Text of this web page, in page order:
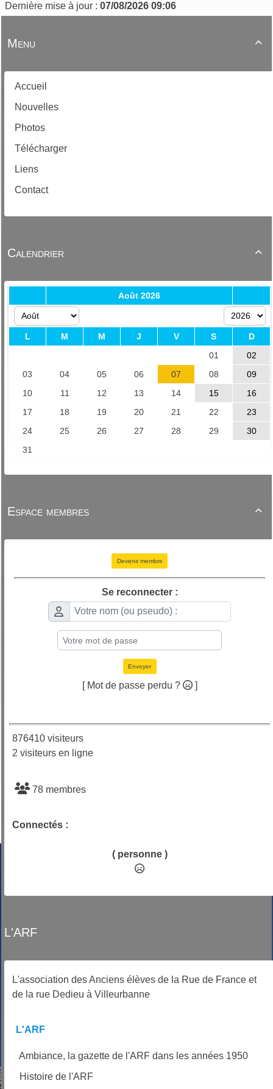

Menu
Accueil
Nouvelles
Photos
Télécharger
Liens
Contact

Calendrier

Espace membres
Devenir membre
Se reconnecter :
Envoyer
[ Mot de passe perdu ? ]
876410 visiteurs
2 visiteurs en ligne
78 membres
Connectés :
( personne )
L'ARF
L'association des Anciens élèves de la Rue de France et
de la rue Dedieu à Villeurbanne
L'ARF
Ambiance, la gazette de l'ARF dans les années 1950
Histoire de l'ARF
Dernière mise à jour : 07/08/2026 09:06